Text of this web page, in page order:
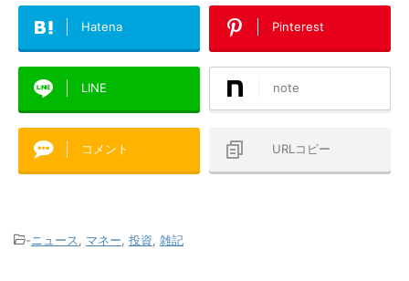
Hatena Pinterest
LINE note
コメント URLコピー
-ニュース マネー 投資 雑記